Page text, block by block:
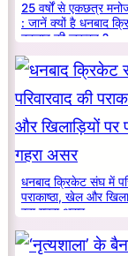
25 वर्षों से एकछत्र
: जानें क्यों है धनबाद
बदलाव की जरूरत ?
धनबाद क्रिकेट संघ में
पराकाष्ठा, खेल और
रहा गहरा असर